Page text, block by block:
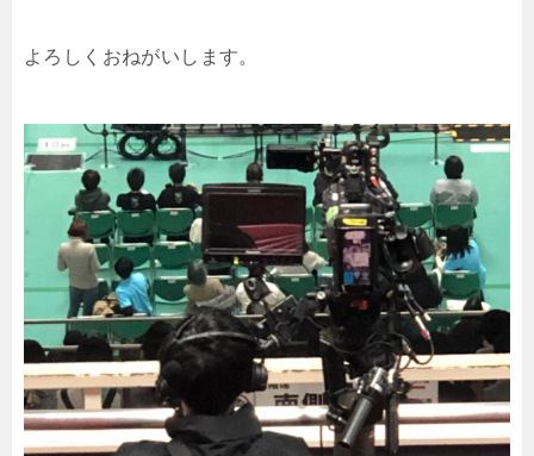
よろしくおねがいします。